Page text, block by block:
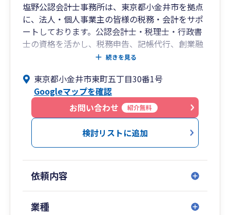
塩野公認会計士事務所は、東京都小金井市を拠点
に、法人・個人事業主の皆様の税務・会計をサポ
ートしております。公認会計士・税理士・行政書
士の資格を活かし、税務申告、記帳代行、創業融
資、補助金申請、許認可申請までワンストップで
【当事務所の特徴】
■ 公認会計士ならではの財務分析で経営状況を
「見える化」
■ 単なる税務代行ではなく、CFOのような視点で
経営を伴走支援
■ 弥生会計を活用した効率的な記帳・経理体制の
構築サポート
■ 株式価値評価、事業承継、M&Aなど専門性の高
続きを見る
東京都小金井市東町五丁目30番1号
Googleマップを確認
お問い合わせ
紹介無料
検討リストに追加
依頼内容
業種